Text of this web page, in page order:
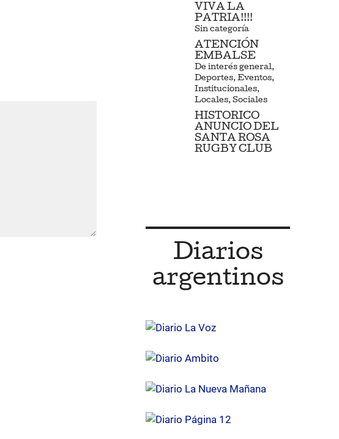
VIVA LA
PATRIA!!!!
Sin categoría
ATENCIÓN
EMBALSE
De interés general,
Deportes, Eventos,
Institucionales,
Locales, Sociales
HISTORICO
ANUNCIO DEL
SANTA ROSA
RUGBY CLUB
Diarios
argentinos